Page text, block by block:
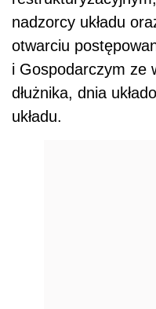
nadzorcy układu
otwarciu
i Gospodarczym ze
dłużnika, dnia
układu.